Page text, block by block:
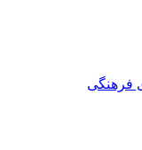
فرهنگی